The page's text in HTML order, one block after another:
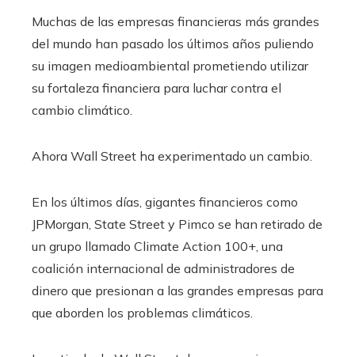
Muchas de las empresas financieras más grandes
del mundo han pasado los últimos años puliendo
su imagen medioambiental prometiendo utilizar
su fortaleza financiera para luchar contra el
cambio climático.
Ahora Wall Street ha experimentado un cambio.
En los últimos días, gigantes financieros como
JPMorgan, State Street y Pimco se han retirado de
un grupo llamado Climate Action 100+, una
coalición internacional de administradores de
dinero que presionan a las grandes empresas para
que aborden los problemas climáticos.